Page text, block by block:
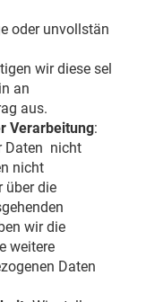
oder unvollstän
wir diese sel
an
aus.
Verarbeitung:
Daten nicht
nicht
über die
wir die
weitere
Daten